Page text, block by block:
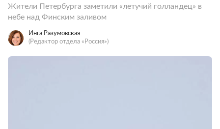
Жители Петербурга заметили «летучий голландец» в
небе над Финским заливом
Инга Разумовская
(Редактор отдела «Россия»)